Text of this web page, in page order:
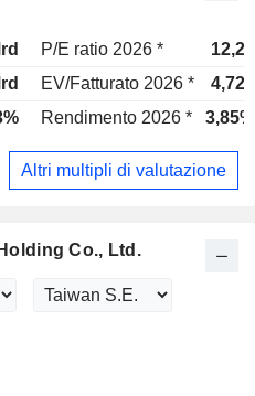
P/E ratio 2026 *
12,2x
EV/Fatturato 2026 *
4,72x
Rendimento 2026 * 3,85%
Altri multipli di valutazione
Co., Ltd.